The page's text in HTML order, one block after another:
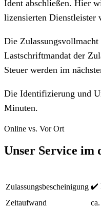
Ident abschließen. Hier
lizensierten Dienstleister
Die Zulassungsvollmacht
Lastschriftmandat der
Steuer werden im
Die Identifizierung und
Minuten.
Online vs. Vor Ort
Unser Service im
Zulassungsbescheinigung ✔️
Zeitaufwand